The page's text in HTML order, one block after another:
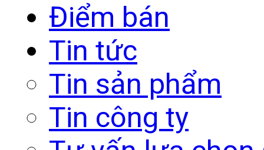
Điểm bán
Tin tức
Tin sản phẩm
Tin công ty